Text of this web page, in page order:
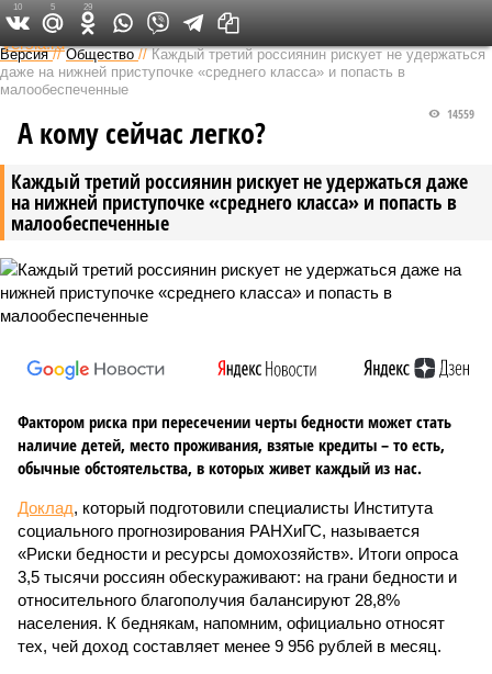
Федеральный выпуск
Версия //Общество //Каждый третий россиянин рискует не удержаться
даже на нижней приступочке «среднего класса» и попасть в
малообеспеченные
Каждый третий россиянин рискует не удержаться даже
на нижней приступочке «среднего класса» и попасть в
малообеспеченные
14559
А кому сейчас легко?
Фактором риска при пересечении черты бедности может стать
наличие детей, место проживания, взятые кредиты – то есть,
обычные обстоятельства, в которых живет каждый из нас.
Доклад, который подготовили специалисты Института
социального прогнозирования РАНХиГС, называется
«Риски бедности и ресурсы домохозяйств». Итоги опроса
3,5 тысячи россиян обескураживают: на грани бедности и
относительного благополучия балансируют 28,8%
населения. К беднякам, напомним, официально относят
тех, чей доход составляет менее 9 956 рублей в месяц.
10 5 29